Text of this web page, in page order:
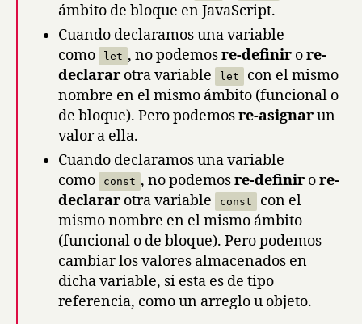
ámbito de bloque en JavaScript.
Cuando declaramos una variable
como
let , no podemosre-definir ore-
declarar otra variable let
con el mismo
nombre en el mismo ámbito (funcional o
de bloque). Pero podemosre-asignarun
valor a ella.
Cuando declaramos una variable
como
const , no podemosre-definir ore-
declarar otra variable const
con el
mismo nombre en el mismo ámbito
(funcional o de bloque). Pero podemos
cambiar los valores almacenados en
dicha variable, si esta es de tipo
referencia, como un arreglo u objeto.